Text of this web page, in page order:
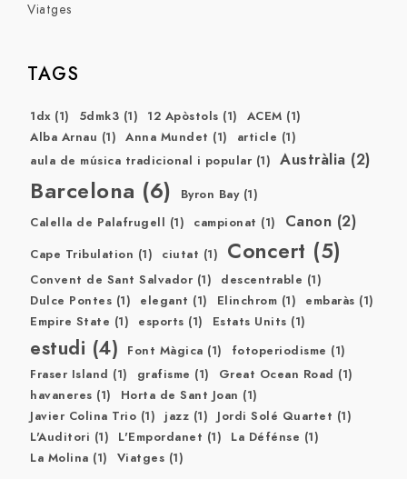
Viatges
TAGS
1dx(1) 5dmk3 (1) 12 Apòstols (1) ACEM (1)
Alba Arnau (1) Anna Mundet (1) article (1)
aula de música tradicional i popular (1) Austràlia (2)
Barcelona (6) Byron Bay(1)
Calella de Palafrugell (1) campionat (1) Canon (2)
Cape Tribulation (1) ciutat (1) Concert (5)
Convent de Sant Salvador (1) descentrable (1)
Dulce Pontes (1) elegant (1) Elinchrom (1) embaràs (1)
Empire State (1) esports (1) Estats Units (1)
estudi (4) Font Màgica (1) fotoperiodisme (1)
Fraser Island (1) grafisme (1) Great Ocean Road (1)
havaneres (1) Horta de Sant Joan (1)
Javier Colina Trio (1) jazz (1) Jordi Solé Quartet (1)
L'Auditori (1) L'Empordanet (1) La Défénse (1)
La Molina (1) Viatges (1)